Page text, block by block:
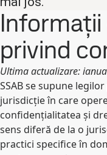
Informații
privind
Ultima actualizare:
SSAB se supune
jurisdicție în care
confidențialitatea și
sens diferă de la o
practici specifice în